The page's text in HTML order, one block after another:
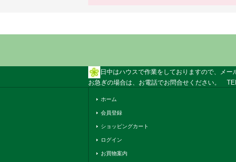
日中はハウスで作業をしておりますので、メー
お急ぎの場合は、お電話でお問合せください。
ホーム
会員登録
ショッピングカート
ログイン
お買物案内